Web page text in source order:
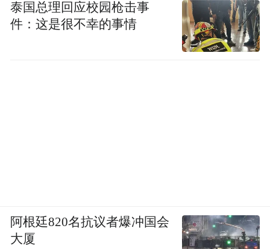
泰国总理回应校园枪击事
件：这是很不幸的事情
阿根廷820名抗议者爆冲国会
大厦